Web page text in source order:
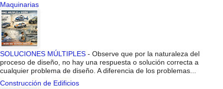
Maquinarias
SOLUCIONES MÚLTIPLES - Observe que por la naturaleza del
proceso de diseño, no hay una respuesta o solución correcta a
cualquier problema de diseño. A diferencia de los problemas...
Construcción de Edificios